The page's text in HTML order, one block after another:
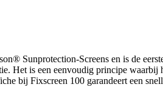
Sunprotection-Screens en is de
Het is een eenvoudig principe
bij Fixscreen 100 garandeert een